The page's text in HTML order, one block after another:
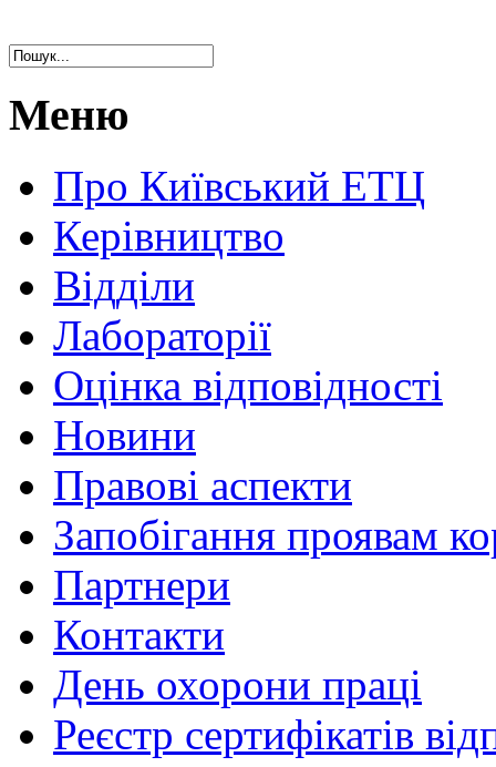
Меню
Про Київський ЕТЦ
Керівництво
Відділи
Лабораторії
Оцінка відповідності
Новини
Правові аспекти
Запобігання проявам
Партнери
Контакти
День охорони праці
Реєстр сертифікатів